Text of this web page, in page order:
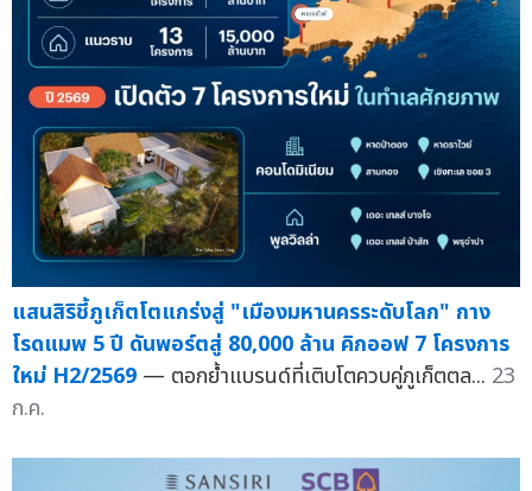
แสนสิริชี้ภูเก็ตโตแกร่งสู่ "เมืองมหานครระดับโลก" กาง
โรดแมพ 5 ปี ดันพอร์ตสู่ 80,000 ล้าน คิกออฟ 7 โครงการ
ใหม่ H2/2569 — ตอกย้ำแบรนด์ที่เติบโตควบคู่ภูเก็ตตล... 23
ก.ค.